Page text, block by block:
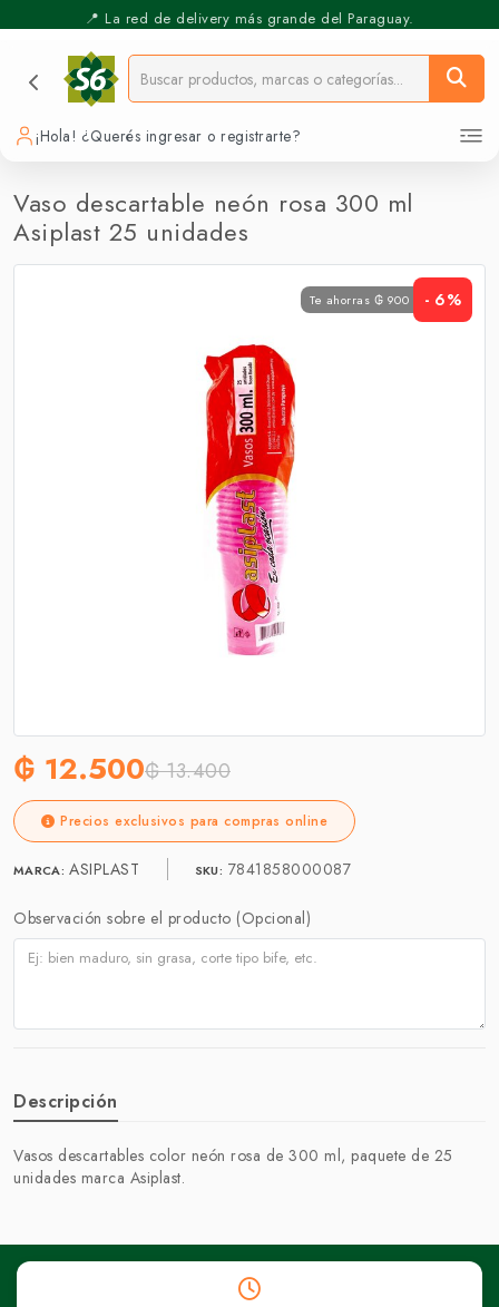
📍 La red de delivery más grande del Paraguay.
⚡️ Pickup Express - Retirás en 30 min.
¡Hola! ¿Querés ingresar o registrarte?
Vaso descartable neón rosa 300 ml
Asiplast 25 unidades
Te ahorras ₲ 900 - 6%
₲ 12.500₲ 13.400
Precios exclusivos para compras online
MARCA: ASIPLAST SKU: 7841858000087
Observación sobre el producto (Opcional)
Descripción
Vasos descartables color neón rosa de 300 ml, paquete de 25
unidades marca Asiplast.